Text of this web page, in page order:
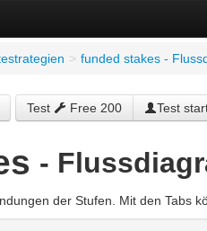
> funded stakes -
Test Free 200 Test
-
der Stufen. Mit den Tabs